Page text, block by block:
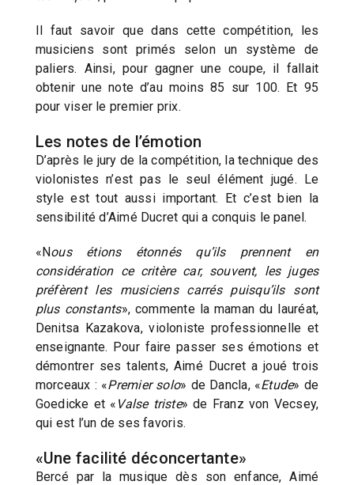
Il faut savoir que dans cette compétition, les
musiciens sont primés selon un système de
paliers. Ainsi, pour gagner une coupe, il fallait
obtenir une note d’au moins 85 sur 100. Et 95
pour viser le premier prix.
Les notes de l’émotion
D’après le jury de la compétition, la technique des
violonistes n’est pas le seul élément jugé. Le
style est tout aussi important. Et c’est bien la
sensibilité d’Aimé Ducret qui a conquis le panel.
«Nous étions étonnés qu’ils prennent en
considération ce critère car, souvent, les juges
préfèrent les musiciens carrés puisqu’ils sont
plus constants», commente la maman du lauréat,
Denitsa Kazakova, violoniste professionnelle et
enseignante. Pour faire passer ses émotions et
démontrer ses talents, Aimé Ducret a joué trois
morceaux : «Premier solo» de Dancla, «Etude» de
Goedicke et « Valse triste» de Franz von Vecsey,
qui est l’un de ses favoris.
«Une facilité déconcertante»
Bercé par la musique dès son enfance, Aimé